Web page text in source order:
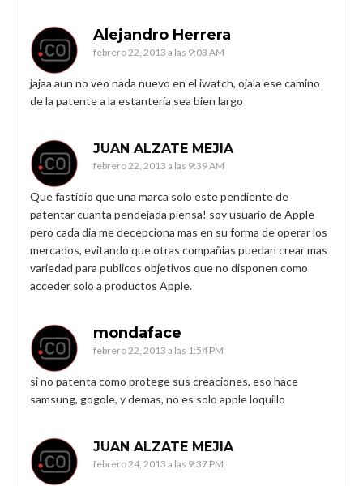
Alejandro Herrera
febrero 22, 2013 a las 9:03 AM
jajaa aun no veo nada nuevo en el iwatch, ojala ese camino
de la patente a la estantería sea bien largo
JUAN ALZATE MEJIA
febrero 22, 2013 a las 9:39 AM
Que fastidio que una marca solo este pendiente de
patentar cuanta pendejada piensa! soy usuario de Apple
pero cada dia me decepciona mas en su forma de operar los
mercados, evitando que otras compañias puedan crear mas
variedad para publicos objetivos que no disponen como
acceder solo a productos Apple.
mondaface
febrero 22, 2013 a las 1:54 PM
si no patenta como protege sus creaciones, eso hace
samsung, gogole, y demas, no es solo apple loquillo
JUAN ALZATE MEJIA
febrero 24, 2013 a las 9:37 PM